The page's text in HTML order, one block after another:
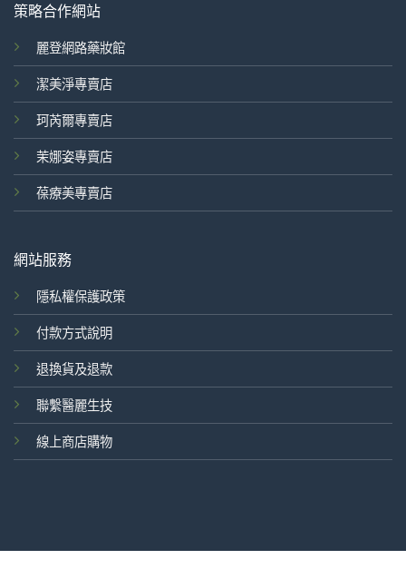
策略合作網站
麗登網路藥妝館
潔美淨專賣店
珂芮爾專賣店
茉娜姿專賣店
葆療美專賣店
網站服務
隱私權保護政策
付款方式說明
退換貨及退款
聯繫醫麗生技
線上商店購物